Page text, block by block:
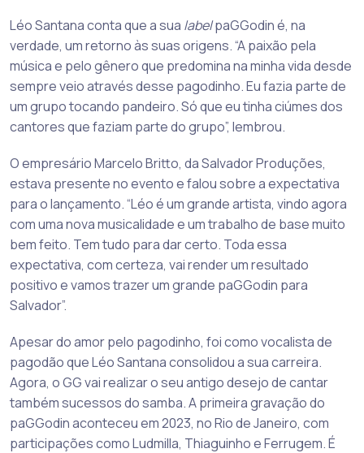
Léo Santana conta que a sua labelpaGGodin é, na
verdade, um retorno às suas origens. “A paixão pela
música e pelo gênero que predomina na minha vida desde
sempre veio através desse pagodinho. Eu fazia parte de
um grupo tocando pandeiro. Só que eu tinha ciúmes dos
cantores que faziam parte do grupo”, lembrou.
O empresário Marcelo Britto, da Salvador Produções,
estava presente no evento e falou sobre a expectativa
para o lançamento. “Léo é um grande artista, vindo agora
com uma nova musicalidade e um trabalho de base muito
bem feito. Tem tudo para dar certo. Toda essa
expectativa, com certeza, vai render um resultado
positivo e vamos trazer um grande paGGodin para
Salvador”.
Apesar do amor pelo pagodinho, foi como vocalista de
pagodão que Léo Santana consolidou a sua carreira.
Agora, o GG vai realizar o seu antigo desejo de cantar
também sucessos do samba. A primeira gravação do
paGGodin aconteceu em 2023, no Rio de Janeiro, com
participações como Ludmilla, Thiaguinho e Ferrugem. É